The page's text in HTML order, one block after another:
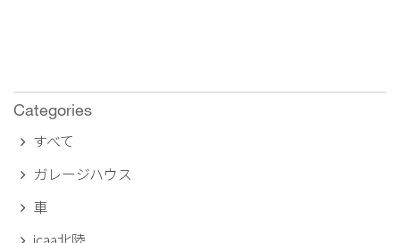
Categories
すべて
ガレージハウス
車